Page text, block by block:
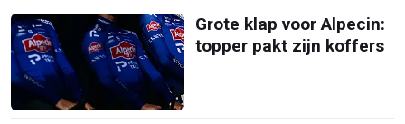
Grote klap voor Alpecin:
topper pakt zijn koffers